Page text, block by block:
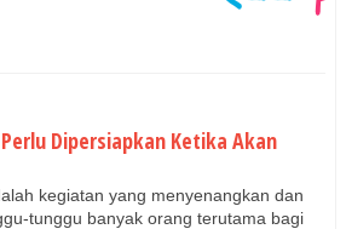
Perlu Dipersiapkan Ketika Akan
kegiatan yang menyenangkan dan
tunggu banyak orang terutama bagi